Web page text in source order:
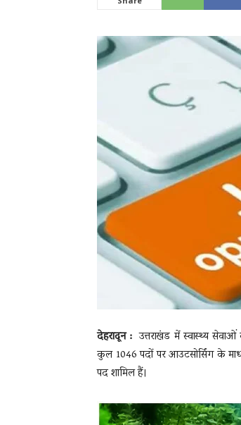
देहरादून : उत्तराखंड में स्वास्थ्य
कुल 1046 पदों पर आउटसोर्सिंग के
पद शामिल हैं।